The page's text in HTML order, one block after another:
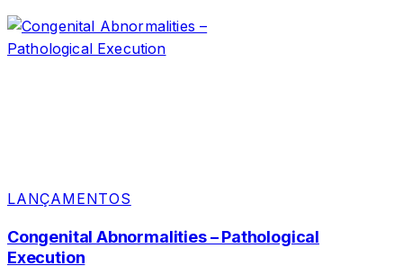
LANÇAMENTOS
Congenital Abnormalities – Pathological
Execution